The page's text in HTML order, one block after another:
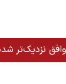
نزدیک‌تر